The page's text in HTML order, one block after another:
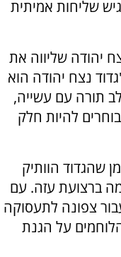
שליחות אמיתית
יהודה שליווה את
נצח יהודה הוא
תורה עם עשייה,
להיות חלק
שהגדוד הוותיק
ברצועת עזה. עם
צפונה לתעסוקה
על הגנת